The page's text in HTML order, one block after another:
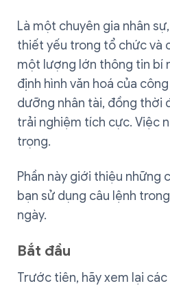
Là một chuyên gia nhân
thiết yếu trong tổ chức và
một lượng lớn thông tin bí
định hình văn hoá của
dưỡng nhân tài, đồng thời
trải nghiệm tích cực. Việc
trọng.
Phần này giới thiệu những
bạn sử dụng câu lệnh
ngày.
Bắt đầu
Trước tiên, hãy xem lại